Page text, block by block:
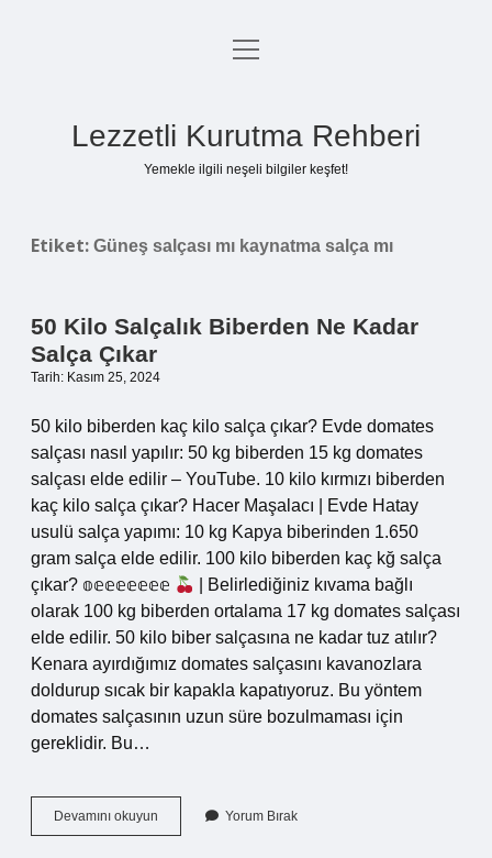
Anasayfa
menüyü
Lezzetli Kurutma Rehberi
Yemekle ilgili neşeli bilgiler keşfet!
Etiket: Güneş salçası mı kaynatma salça mı
50 Kilo Salçalık Biberden Ne Kadar
Salça Çıkar
Tarih: Kasım 25, 2024
50 kilo biberden kaç kilo salça çıkar? Evde domates
salçası nasıl yapılır: 50 kg biberden 15 kg domates
salçası elde edilir – YouTube. 10 kilo kırmızı biberden
kaç kilo salça çıkar? Hacer Maşalacı | Evde Hatay
usulü salça yapımı: 10 kg Kapya biberinden 1.650
gram salça elde edilir. 100 kilo biberden kaç kğ salça
çıkar? 𝕠𝕖𝕖𝕖𝕖𝕖𝕖𝕖
| Belirlediğiniz kıvama bağlı
olarak 100 kg biberden ortalama 17 kg domates salçası
elde edilir. 50 kilo biber salçasına ne kadar tuz atılır?
Kenara ayırdığımız domates salçasını kavanozlara
doldurup sıcak bir kapakla kapatıyoruz. Bu yöntem
domates salçasının uzun süre bozulmaması için
gereklidir. Bu…
Devamını okuyun
Kilo
Yorum Bırak